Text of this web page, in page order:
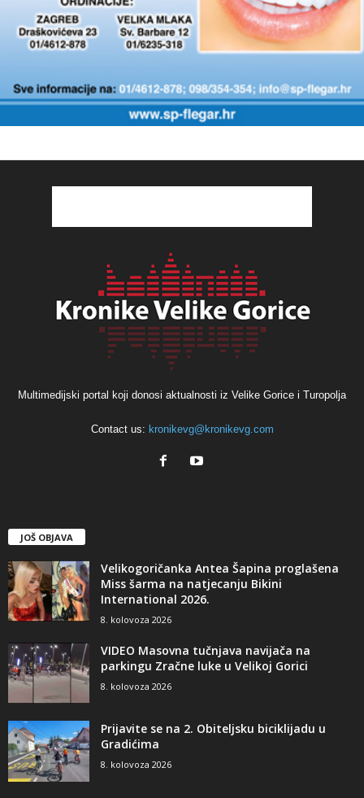
Multimedijski portal koji donosi aktualnosti iz Velike Gorice i Turopolja
Contact us: kronikevg@kronikevg.com
JOŠ OBJAVA
Velikogoričanka Antea Šapina proglašena
Miss šarma na natjecanju Bikini
International 2026.
8. kolovoza 2026
VIDEO Masovna tučnjava navijača na
parkingu Zračne luke u Velikoj Gorici
8. kolovoza 2026
Prijavite se na 2. Obiteljsku biciklijadu u
Gradićima
8. kolovoza 2026